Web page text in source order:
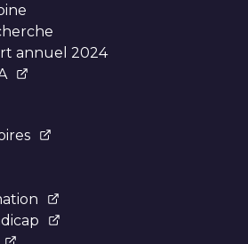
annuel 2024